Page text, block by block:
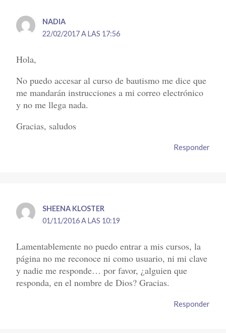
NADIA
22/02/2017 A LAS 17:56
Hola,
No puedo accesar al curso de bautismo me dice que
me mandarán instrucciones a mi correo electrónico
y no me llega nada.
Gracias, saludos
Responder
SHEENA KLOSTER
01/11/2016 A LAS 10:19
Lamentablemente no puedo entrar a mis cursos, la
página no me reconoce ni como usuario, ni mi clave
y nadie me responde… por favor, ¿alguien que
responda, en el nombre de Dios? Gracias.
Responder